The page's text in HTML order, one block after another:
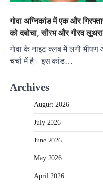
गोवा अग्निकांड में एक और
को दबोचा, सौरभ और गौरव
गोवा के नाइट क्लब में लगी भीषण
चर्चा में है। इस कांड…
Archives
August 2026
July 2026
June 2026
May 2026
April 2026